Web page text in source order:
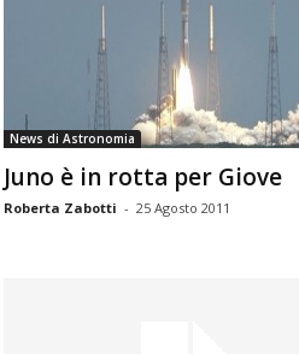
News di Astronomia
Juno è in rotta per Giove
Roberta Zabotti - 25 Agosto 2011